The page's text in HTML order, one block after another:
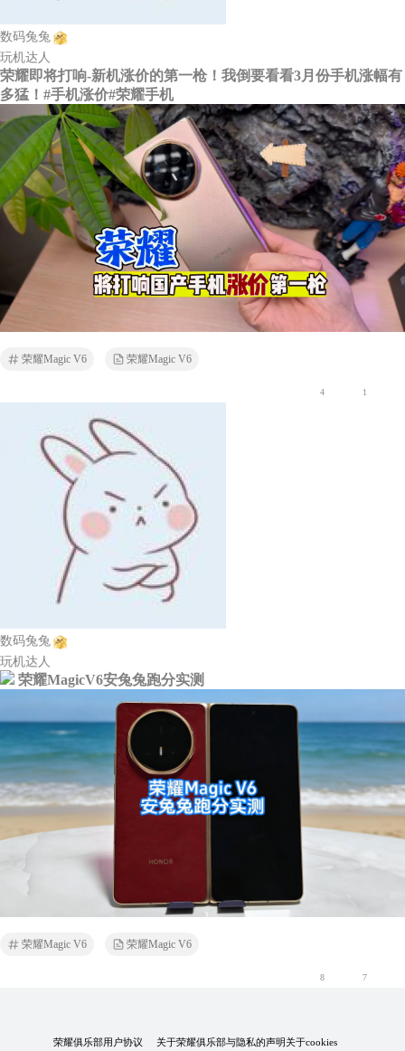
数码兔兔
玩机达人
荣耀即将打响-新机涨价的第一枪！我倒要看看3月份手机涨幅有
多猛！#手机涨价#荣耀手机
荣耀Magic V6 荣耀Magic V6
4 1
数码兔兔
玩机达人
荣耀MagicV6安兔兔跑分实测
荣耀Magic V6 荣耀Magic V6
8 7
荣耀俱乐部用户协议 关于荣耀俱乐部与隐私的声明 关于cookies